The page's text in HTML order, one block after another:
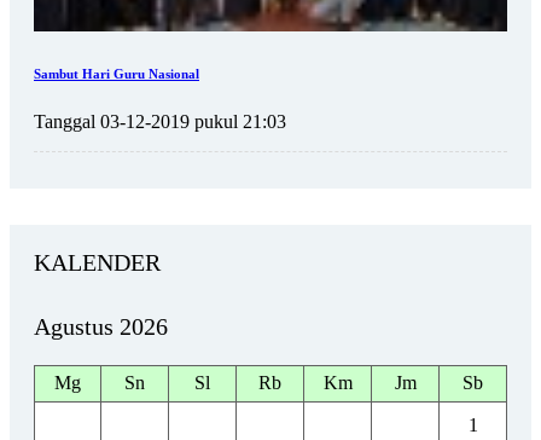
Sambut Hari Guru Nasional
Tanggal 03-12-2019 pukul 21:03
KALENDER
Agustus 2026
Mg Sn Sl Rb Km Jm Sb
1